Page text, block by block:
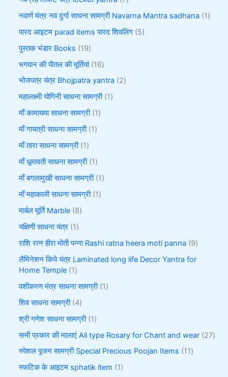
नवार्ण मंत्र नव दुर्गा साधना सामग्री Navarna Mantra sadhana 1
पारद आइटम parad items पारद शिवलिंग 5
पुस्तक भंडार Books 19
भगवान की पीतल की मूर्तियां 16
भोजपत्र यंत्र Bhojpatra yantra 2
महालक्ष्मी योगिनी साधना सामग्री 1
माँ कामाख्या साधना सामग्री 1
माँ गायत्री साधना सामग्री 1
माँ तारा साधना सामग्री 1
माँ धूमावती साधना सामग्री 1
माँ बगलामुखी साधना सामग्री 1
माँ महाकाली साधना सामग्री 1
मार्बल मूर्ति Marble 8
यक्षिणी साधना यंत्र 1
राशि रत्न हीरा मोती पन्ना Rashi ratna heera moti panna 9
लैमिनेशन किये यंत्र Laminated long life Decor Yantra for
Home Temple 1
वशीकरण मंत्र साधना सामग्री 1
शिव साधना सामग्री 4
श्री गणेश साधना सामग्री 1
सभी प्रकार की मालाएं All type Rosary for Chant and wear 27
स्पेशल पूजन सामग्री Special Precious Poojan Items 11
स्फटिक के आइटम sphatik item 1